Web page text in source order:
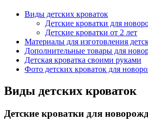
Виды детских кроваток
Детские кроватки для
Детские кроватки от 2 лет
Материалы для изготовления
Дополнительные товары для
Детская кроватка своими руками
Фото детских кроваток для
Виды детских кроваток
Детские кроватки для